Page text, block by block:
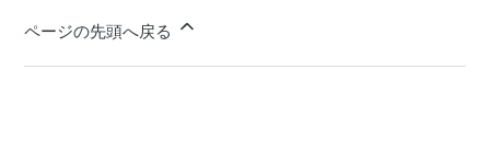
ページの先頭へ戻る